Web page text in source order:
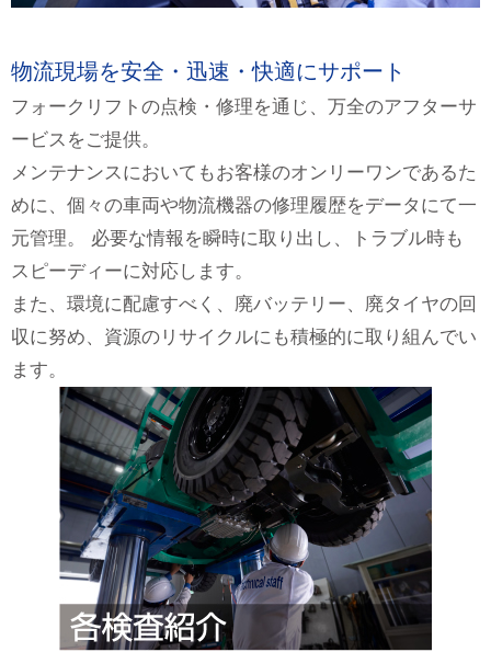
物流現場を安全・迅速・快適にサポート
フォークリフトの点検・修理を通じ、万全のアフターサ
ービスをご提供。
メンテナンスにおいてもお客様のオンリーワンであるた
めに、個々の車両や物流機器の修理履歴をデータにて一
元管理。 必要な情報を瞬時に取り出し、トラブル時も
スピーディーに対応します。
また、環境に配慮すべく、廃バッテリー、廃タイヤの回
収に努め、資源のリサイクルにも積極的に取り組んでい
ます。